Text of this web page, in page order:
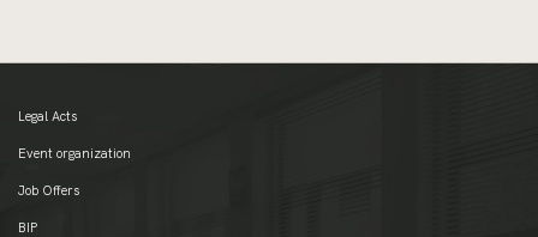
Legal Acts
Event organization
Job Offers
BIP